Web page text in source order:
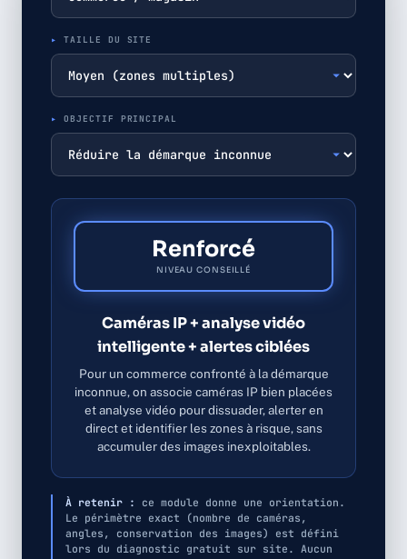
TAILLE DU SITE
OBJECTIF PRINCIPAL
Renforcé
NIVEAU CONSEILLÉ
Caméras IP + analyse vidéo
intelligente + alertes ciblées
Pour un commerce confronté à la démarque
inconnue, on associe caméras IP bien placées
et analyse vidéo pour dissuader, alerter en
direct et identifier les zones à risque, sans
accumuler des images inexploitables.
À retenir :
ce module donne une orientation.
Le périmètre exact (nombre de caméras,
angles, conservation des images) est défini
lors du diagnostic gratuit sur site. Aucun